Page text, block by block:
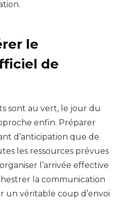
le
de
sont au vert, le jour du
enfin. Préparer
d’anticipation que de
les ressources prévues
l’arrivée effective
la communication
véritable coup d’envoi